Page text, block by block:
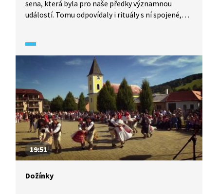
sena, která byla pro naše předky významnou
událostí. Tomu odpovídaly i rituály s ní spojené,
19:51
Dožínky